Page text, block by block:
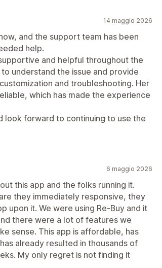
14 maggio 2026
and the support team has been
help.
and helpful throughout the
understand the issue and provide
and troubleshooting. Her
which has made the experience
look forward to continuing to use the
6 maggio 2026
this app and the folks running it.
they immediately responsive, they
upon it. We were using Re-Buy and it
there were a lot of features we
sense. This app is affordable, has
already resulted in thousands of
My only regret is not finding it